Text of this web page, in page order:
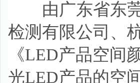
由广东省东莞
检测有限公司、
《LED产品空间
光LED产品的空